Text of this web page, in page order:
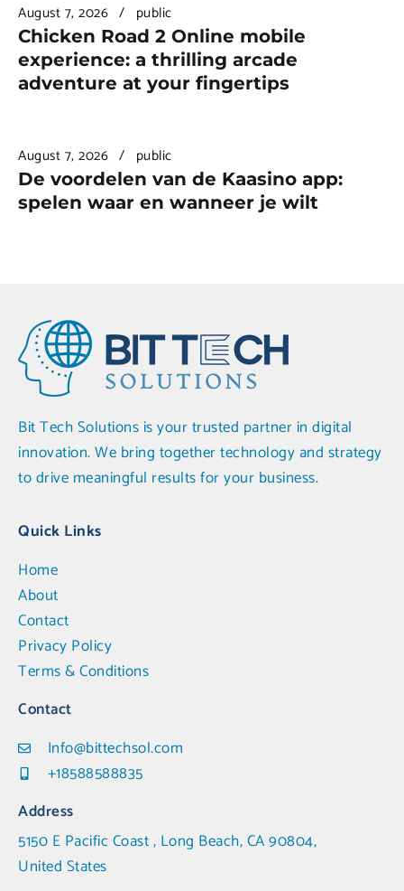
August 7, 2026 public
Chicken Road 2 Online mobile
experience: a thrilling arcade
adventure at your fingertips
August 7, 2026 public
De voordelen van de Kaasino app:
spelen waar en wanneer je wilt
Bit Tech Solutions is your trusted partner in digital
innovation. We bring together technology and strategy
to drive meaningful results for your business.
Quick Links
Home
About
Contact
Privacy Policy
Terms & Conditions
Contact
Info@bittechsol.com
+18588588835
Address
5150 E Pacific Coast , Long Beach, CA 90804,
United States